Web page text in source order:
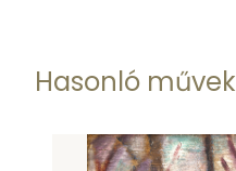
Hasonló művek